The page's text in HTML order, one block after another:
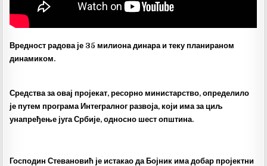
Вредност радова је 35 милиона динара и теку планираном
динамиком.
Средства за овај пројекат, ресорно министарство, определило
је путем програма Интегралног развоја, који има за циљ
унапређење југа Србије, односно шест општина.
Господин Стевановић је истакао да Бојник има добар пројектни